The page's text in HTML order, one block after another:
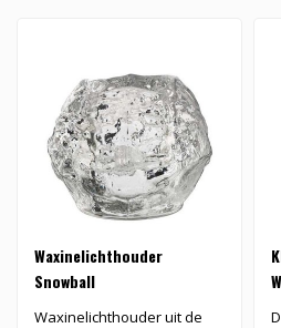
Waxinelichthouder
Snowball
Waxinelichthouder uit de